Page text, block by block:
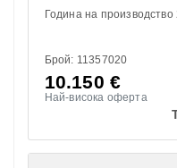
Година на производство
Брой: 11357020
10.150 €
Най-висока оферта